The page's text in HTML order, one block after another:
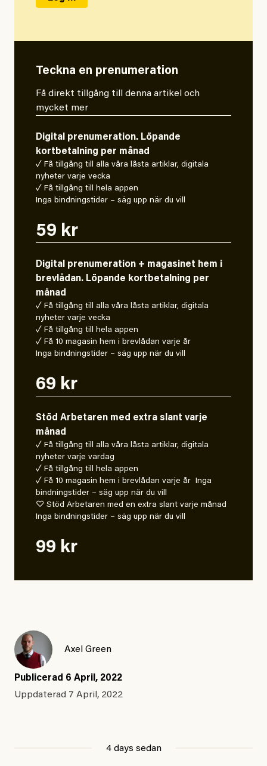
Teckna en prenumeration
Få direkt tillgång till denna artikel och
mycket mer
Digital prenumeration. Löpande
kortbetalning per månad
✓ Få tillgång till alla våra låsta artiklar, digitala
nyheter varje vecka
✓ Få tillgång till hela appen
Inga bindningstider – säg upp när du vill
59 kr
Digital prenumeration + magasinet hem i
brevlådan. Löpande kortbetalning per
månad
✓ Få tillgång till alla våra låsta artiklar, digitala
nyheter varje vecka
✓ Få tillgång till hela appen
✓ Få 10 magasin hem i brevlådan varje år
Inga bindningstider – säg upp när du vill
69 kr
Stöd Arbetaren med extra slant varje
månad
✓ Få tillgång till alla våra låsta artiklar, digitala
nyheter varje vardag
✓ Få tillgång till hela appen
✓ Få 10 magasin hem i brevlådan varje år Inga
bindningstider – säg upp när du vill
♡ Stöd Arbetaren med en extra slant varje månad
Inga bindningstider – säg upp när du vill
99 kr
Axel Green
Publicerad 6 April, 2022
Uppdaterad 7 April, 2022
4 days sedan